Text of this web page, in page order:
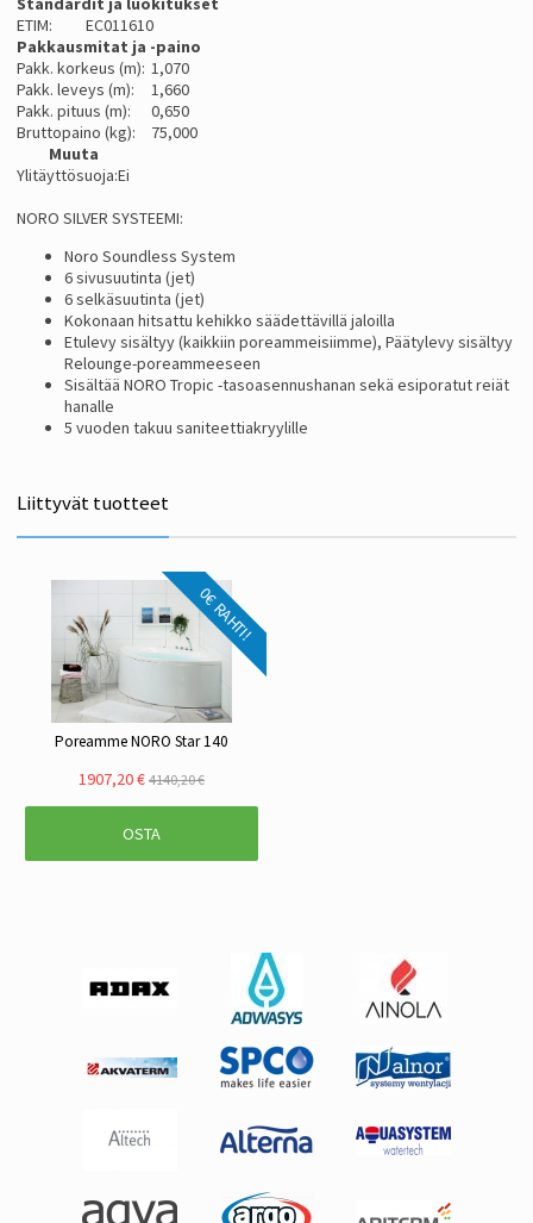
ETIM:
EC011610
Pakkausmitat ja -paino
Pakk. korkeus (m): 1,070
Pakk. leveys (m):
1,660
Pakk. pituus (m):
0,650
Bruttopaino (kg):
75,000
Muuta
Ylitäyttösuoja:Ei
NORO SILVER SYSTEEMI:
Noro Soundless System
6 sivusuutinta (jet)
6 selkäsuutinta (jet)
Kokonaan hitsattu kehikko säädettävillä jaloilla
Etulevy sisältyy (kaikkiin poreammeisiimme), Päätylevy sisältyy
Relounge-poreammeeseen
Sisältää NORO Tropic -tasoasennushanan sekä esiporatut reiät
hanalle
5 vuoden takuu saniteettiakryylille
Liittyvät tuotteet
0€ RAHTI!
Poreamme NORO Star 140
1907,20 € 4140,20 €
OSTA